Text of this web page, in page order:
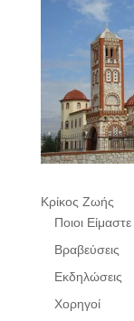
Κρίκος Ζωής
Ποιοι Είμαστε
Βραβεύσεις
Εκδηλώσεις
Χορηγοί